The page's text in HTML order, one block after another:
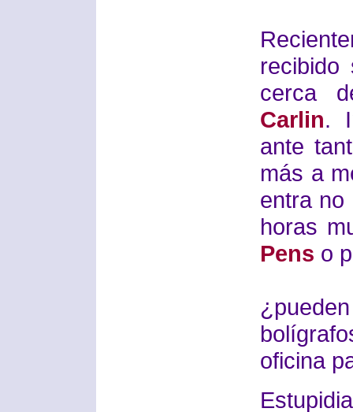
recibido
cerca
Carlin.
ante
más a
entra no
horas
Pens o
oficina